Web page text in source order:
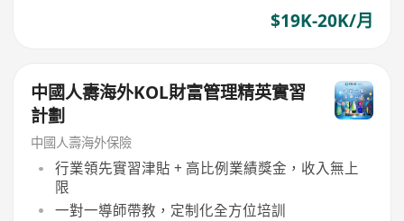
$19K-20K/月
中國人夀海外KOL財富管理精英實習
計劃
中國人壽海外保險
行業領先實習津貼 + 高比例業績獎金，收入無上
限
一對一導師帶教，定制化全方位培訓